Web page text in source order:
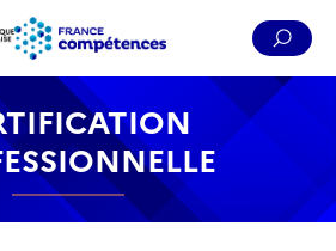
Menu Pied de page
navigation